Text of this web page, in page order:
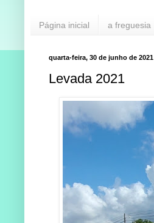
Página inicial a freguesia
quarta-feira, 30 de junho de 2021
Levada 2021